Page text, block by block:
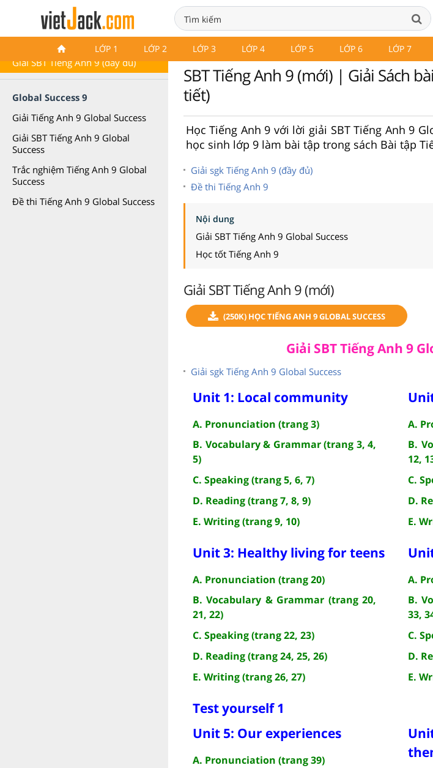
LỚP 1 LỚP 2 LỚP 3 LỚP 4 LỚP 5 LỚP 6 LỚP 7
Bài tập Tiếng Anh 9
Giải SBT Tiếng Anh 9 (đầy đủ)
Global Success 9
Giải Tiếng Anh 9 Global Success
Giải SBT Tiếng Anh 9 Global
Success
Trắc nghiệm Tiếng Anh 9 Global
Success
Đề thi Tiếng Anh 9 Global Success
SBT Tiếng Anh 9 (mới) | Giải Sách
tiết)
Học Tiếng Anh 9 với lời giải SBT Tiếng Anh 9
học sinh lớp 9 làm bài tập trong sách Bài tập
Giải sgk Tiếng Anh 9 (đầy đủ)
Đề thi Tiếng Anh 9
Nội dung
Giải SBT Tiếng Anh 9 Global Success
Học tốt Tiếng Anh 9
Giải SBT Tiếng Anh 9 (mới)
(250K) HỌC TIẾNG ANH 9 GLOBAL SUCCESS
Giải SBT Tiếng Anh 9
Giải sgk Tiếng Anh 9 Global Success
Unit 1: Local community
A. Pronunciation (trang 3)
B. Vocabulary & Grammar (trang 3, 4,
5)
C. Speaking (trang 5, 6, 7)
D. Reading (trang 7, 8, 9)
E. Writing (trang 9, 10)
A.
B.
12,
C.
D.
E.
Unit 3: Healthy living for teens
A. Pronunciation (trang 20)
B. Vocabulary & Grammar (trang 20,
21, 22)
C. Speaking (trang 22, 23)
D. Reading (trang 24, 25, 26)
E. Writing (trang 26, 27)
Test yourself 1
A.
B.
33,
C.
D.
E.
Unit 5: Our experiences
A. Pronunciation (trang 39)